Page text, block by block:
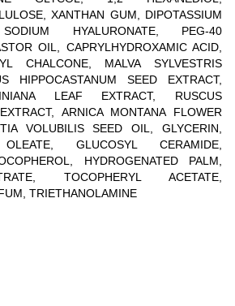
XANTHAN GUM, DIPOTASSIUM
SODIUM HYALURONATE, PEG-40
OIL, CAPRYLHYDROXAMIC ACID,
CHALCONE, MALVA SYLVESTRIS
HIPPOCASTANUM SEED EXTRACT,
LEAF EXTRACT, RUSCUS
ARNICA MONTANA FLOWER
VOLUBILIS SEED OIL, GLYCERIN,
OLEATE, GLUCOSYL CERAMIDE,
HYDROGENATED PALM,
TOCOPHERYL ACETATE,
TRIETHANOLAMINE